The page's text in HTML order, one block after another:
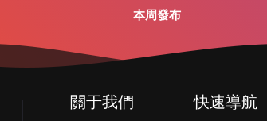
本周發布
關于我們 快速導航